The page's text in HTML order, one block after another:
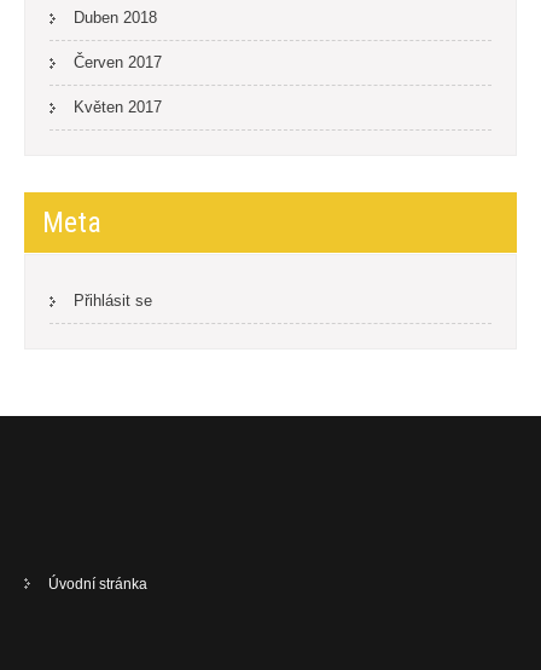
Duben 2018
Červen 2017
Květen 2017
Meta
Přihlásit se
Úvodní stránka